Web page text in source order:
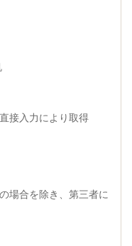
接入力により取得
場合を除き、第三者に